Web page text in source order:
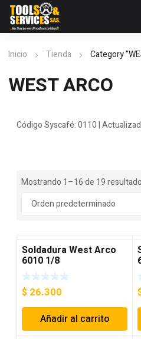
Inicio Tienda Category
WEST ARCO
Código Syscafé: 0110 |
Mostrando 1–16 de 19
Soldadura West Arco
6010 1/8
$ 26.300
Añadir al carrito